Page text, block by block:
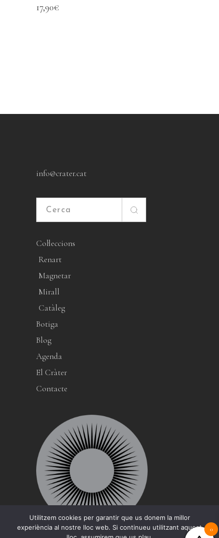
17,90€
info@crater.cat
Cerca
Col·leccions
Renart
Magnetar
Mirall
Catàleg
Botiga
Blog
Agenda
El Cràter
Contacte
0
Utilitzem cookies per garantir que us donem la millor
experiència al nostre lloc web. Si continueu utilitzant aquest